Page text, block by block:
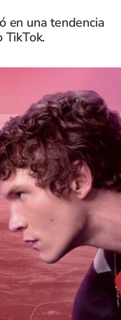
en una tendencia